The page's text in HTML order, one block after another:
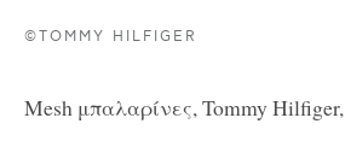
©TOMMY HILFIGER
Mesh μπαλαρίνες, Tommy Hilfiger,